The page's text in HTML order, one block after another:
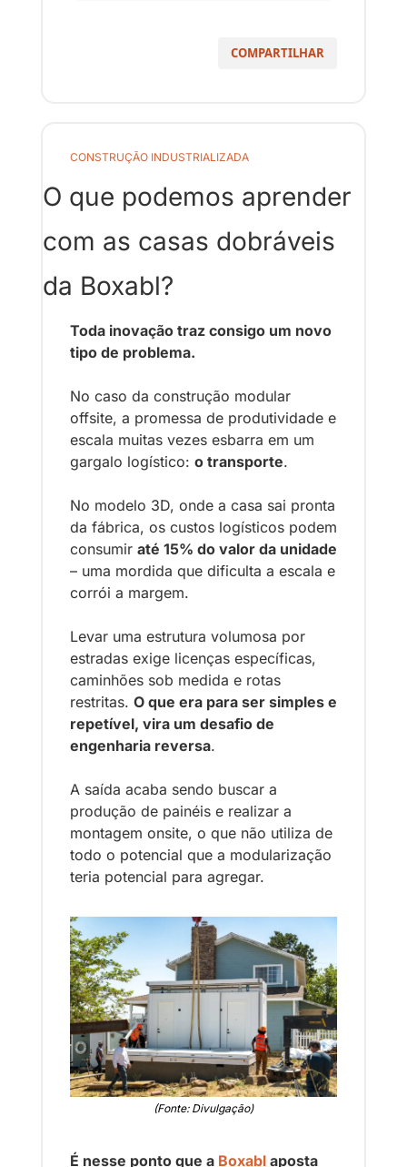
COMPARTILHAR
CONSTRUÇÃO INDUSTRIALIZADA
O que podemos aprender
com as casas dobráveis
da Boxabl?
Toda inovação traz consigo um novo
tipo de problema.
No caso da construção modular
offsite, a promessa de produtividade e
escala muitas vezes esbarra em um
gargalo logístico: o transporte.
No modelo 3D, onde a casa sai pronta
da fábrica, os custos logísticos podem
consumir até 15% do valor da unidade
– uma mordida que dificulta a escala e
corrói a margem.
Levar uma estrutura volumosa por
estradas exige licenças específicas,
caminhões sob medida e rotas
restritas. O que era para ser simples e
repetível, vira um desafio de
engenharia reversa.
A saída acaba sendo buscar a
produção de painéis e realizar a
montagem onsite, o que não utiliza de
todo o potencial que a modularização
teria potencial para agregar.
(Fonte: Divulgação)
É nesse ponto que a Boxabl aposta